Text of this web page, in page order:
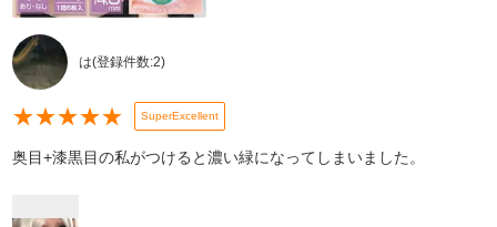
は(登録件数:2)
★★★★★ SuperExcellent
奥目+漆黒目の私がつけると濃い緑になってしまいました。